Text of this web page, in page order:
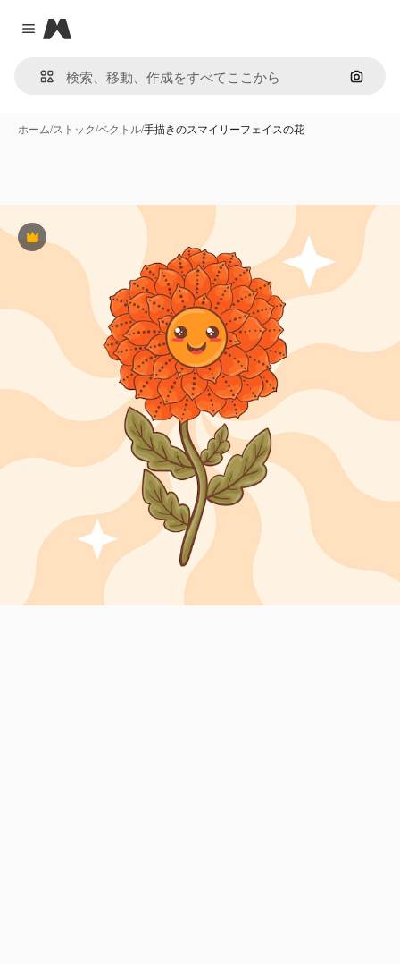
Close menu
Magnific
画像で
ホーム/ストック/ベクトル/手描きのスマイリーフェイスの花
Premium